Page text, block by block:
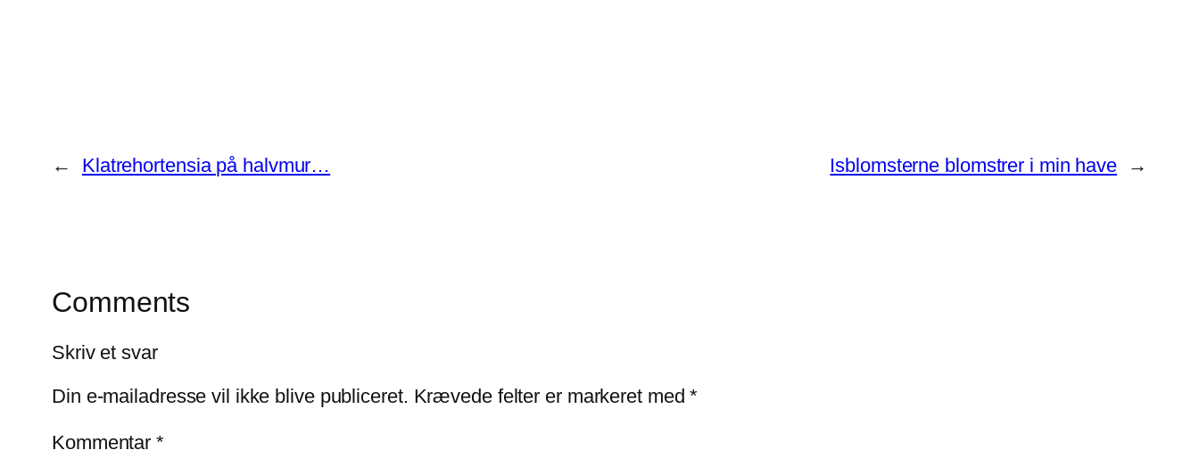
← Klatrehortensia på halvmur… Isblomsterne blomstrer i min have →
Comments
Skriv et svar
Din e-mailadresse vil ikke blive publiceret. Krævede felter er markeret med*
Kommentar*